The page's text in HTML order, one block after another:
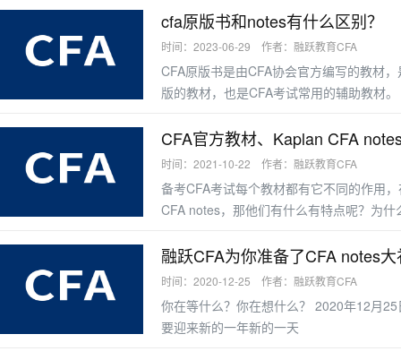
cfa原版书和notes有什么区别？
时间：2023-06-29 作者：融跃教育CFA
CFA原版书是由CFA协会官方编写的教材
版的教材，也是CFA考试常用的辅助教材。
CFA官方教材、Kaplan CFA
时间：2021-10-22 作者：融跃教育CFA
备考CFA考试每个教材都有它不同的作用
CFA notes，那他们有什么有特点呢？为
融跃CFA为你准备了CFA notes
时间：2020-12-25 作者：融跃教育CFA
你在等什么？你在想什么？ 2020年12月25日是圣诞节 距离2021年来临之际 还有5天 过了这5天 就
要迎来新的一年新的一天